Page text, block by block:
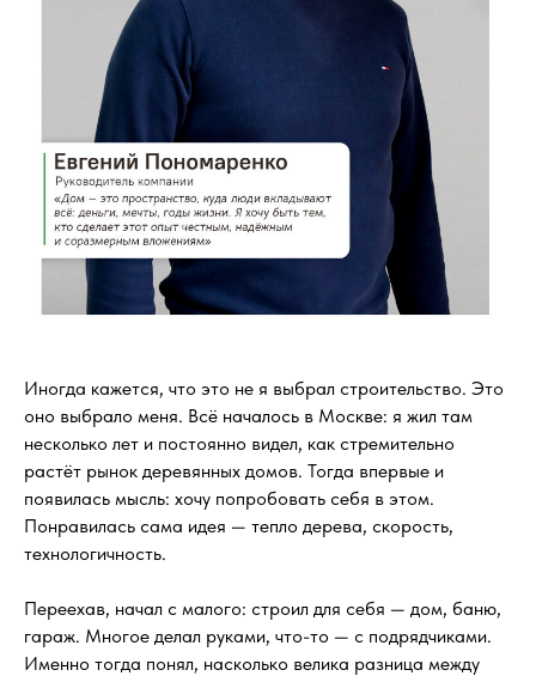
Иногда кажется, что это не я выбрал строительство. Это
оно выбрало меня. Всё началось в Москве: я жил там
несколько лет и постоянно видел, как стремительно
растёт рынок деревянных домов. Тогда впервые и
появилась мысль: хочу попробовать себя в этом.
Понравилась сама идея — тепло дерева, скорость,
технологичность.
Переехав, начал с малого: строил для себя — дом, баню,
гараж. Многое делал руками, что-то — с подрядчиками.
Именно тогда понял, насколько велика разница между